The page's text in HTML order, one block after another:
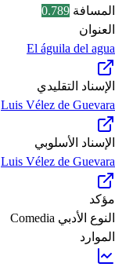
المسافة 0.789
العنوان
El águila del agua
الإسناد التقليدي
Luis Vélez de Guevara
الإسناد الأسلوبي
Luis Vélez de Guevara
مؤكد
النوع الأدبي Comedia
الموارد